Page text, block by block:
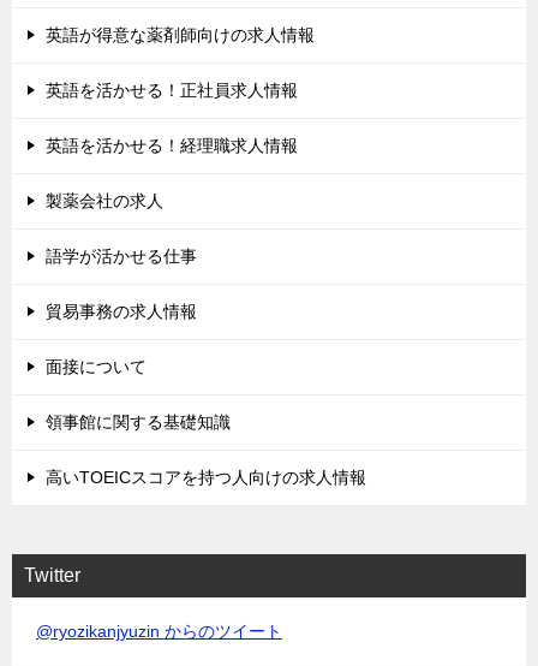
英語が得意な薬剤師向けの求人情報
英語を活かせる！正社員求人情報
英語を活かせる！経理職求人情報
製薬会社の求人
語学が活かせる仕事
貿易事務の求人情報
面接について
領事館に関する基礎知識
高いTOEICスコアを持つ人向けの求人情報
Twitter
@ryozikanjyuzin からのツイート